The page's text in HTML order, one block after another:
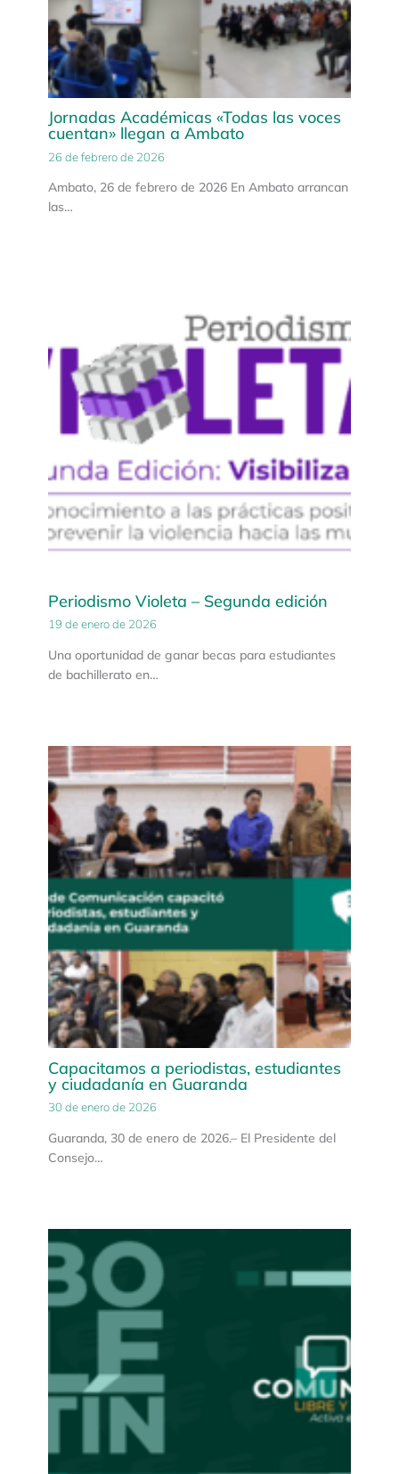
Jornadas Académicas «Todas las voces
cuentan» llegan a Ambato
26 de febrero de 2026
Ambato, 26 de febrero de 2026 En Ambato arrancan
las…
Periodismo Violeta – Segunda edición
19 de enero de 2026
Una oportunidad de ganar becas para estudiantes
de bachillerato en…
Capacitamos a periodistas, estudiantes
y ciudadanía en Guaranda
30 de enero de 2026
Guaranda, 30 de enero de 2026.– El Presidente del
Consejo…